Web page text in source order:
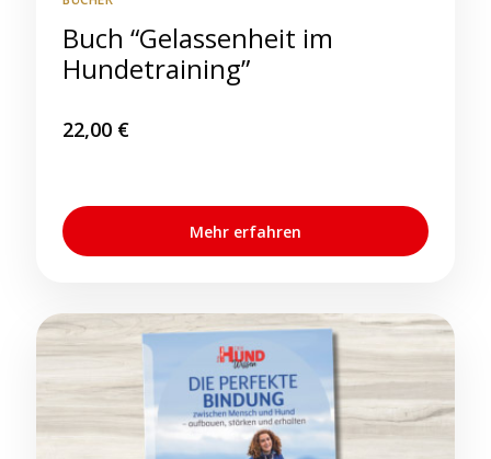
Buch “Gelassenheit im
Hundetraining”
22,00 €
Mehr erfahren